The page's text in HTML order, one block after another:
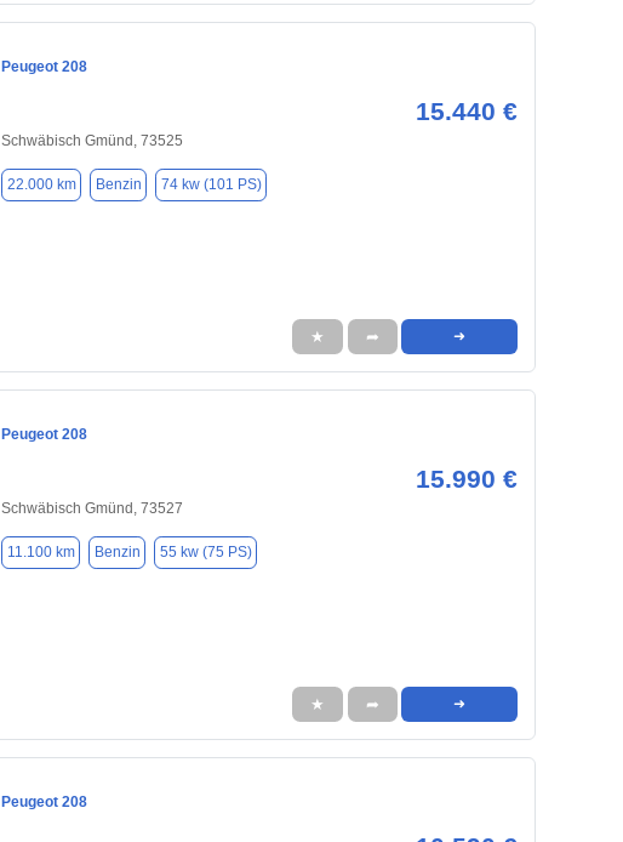
Peugeot 208
15.440 €
Schwäbisch Gmünd, 73525
22.000 km Benzin 74 kw (101 PS)
★ ➦ ➜
Peugeot 208
15.990 €
Schwäbisch Gmünd, 73527
11.100 km Benzin 55 kw (75 PS)
★ ➦ ➜
Peugeot 208